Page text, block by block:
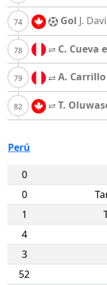
Gol J.
C. Cueva
A.
T.
Perú
0
0
1
4
3
52